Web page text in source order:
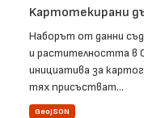
Kартотекирани
Наборът от данни
и растителността в
инициатива за
тях присъстват...
GeoJSON